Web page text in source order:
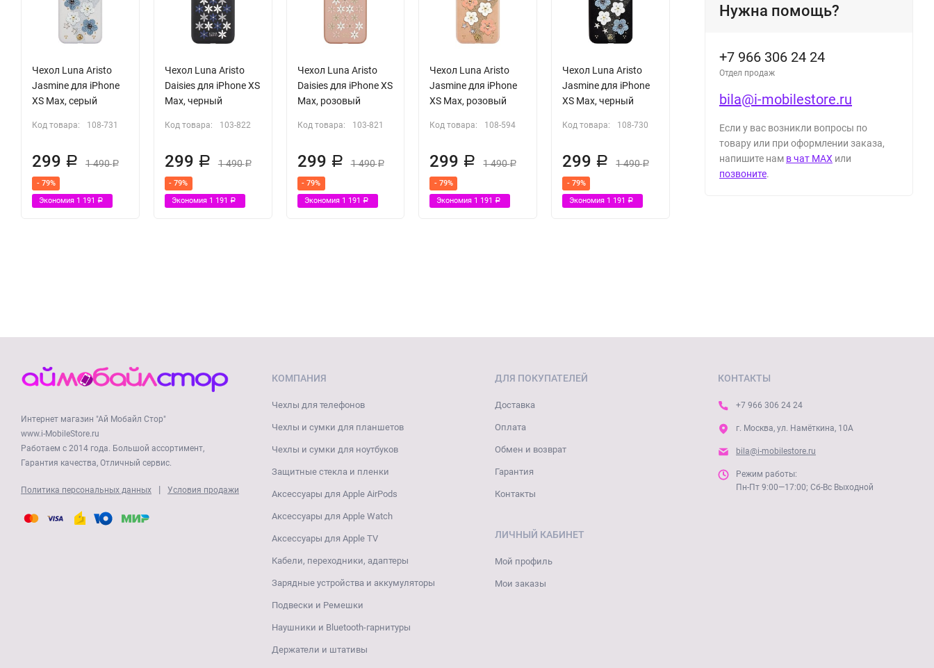
Чехол Luna Aristo
Jasmine для iPhone
XS Max, серый
Код товара: 108-731
299 Р 1 490Р
- 79%
Экономия 1 191 Р
Чехол Luna Aristo
Daisies для iPhone XS
Max, черный
Код товара: 103-822
299 Р 1 490Р
- 79%
Экономия 1 191 Р
Чехол Luna Aristo
Daisies для iPhone XS
Max, розовый
Код товара: 103-821
299 Р 1 490Р
- 79%
Экономия 1 191 Р
Чехол Luna Aristo
Jasmine для iPhone
XS Max, розовый
Код товара: 108-594
299 Р 1 490Р
- 79%
Экономия 1 191Р
Чехол Luna Aristo
Jasmine для iPhone
XS Max, черный
Код товара: 108-730
299 Р 1 490Р
- 79%
Экономия 1 191Р
Нужна помощь?
+7 966 306 24 24
Отдел продаж
bila@i-mobilestore.ru
Если у вас возникли вопросы по
товару или при оформлении заказа,
напишите нам в чат MAX или
позвоните.
Интернет магазин "Ай Мобайл Стор"
www.i-MobileStore.ru
Работаем с 2014 года. Большой ассортимент,
Гарантия качества, Отличный сервис.
Политика персональных данных | Условия продажи
КОМПАНИЯ
Чехлы для телефонов
Чехлы и сумки для планшетов
Чехлы и сумки для ноутбуков
Защитные стекла и пленки
Аксессуары для Apple AirPods
Аксессуары для Apple Watch
Аксессуары для Apple TV
Кабели, переходники, адаптеры
Зарядные устройства и аккумуляторы
Подвески и Ремешки
Наушники и Bluetooth-гарнитуры
Держатели и штативы
ДЛЯ ПОКУПАТЕЛЕЙ
Доставка
Оплата
Обмен и возврат
Гарантия
Контакты
ЛИЧНЫЙ КАБИНЕТ
Мой профиль
Мои заказы
КОНТАКТЫ
+7 966 306 24 24
г. Москва, ул. Намёткина, 10А
bila@i-mobilestore.ru
Режим работы:
Пн-Пт 9:00—17:00; Сб-Вс Выходной